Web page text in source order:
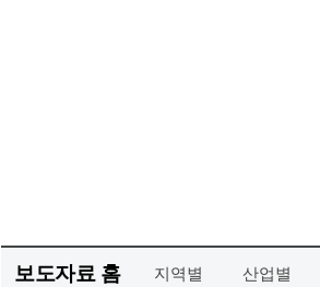
보도자료 홈 지역별 산업별